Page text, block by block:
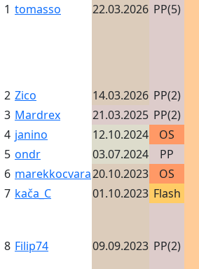
1 tomasso 22.03.2026 PP(5)
2 Zico 14.03.2026 PP(2)
3 Mardrex 21.03.2025 PP(2)
4 janino 12.10.2024 OS
5 ondr 03.07.2024 PP
6 marekkocvara20.10.2023 OS
7 kača_C 01.10.2023 Flash
8 Filip74 09.09.2023 PP(2)